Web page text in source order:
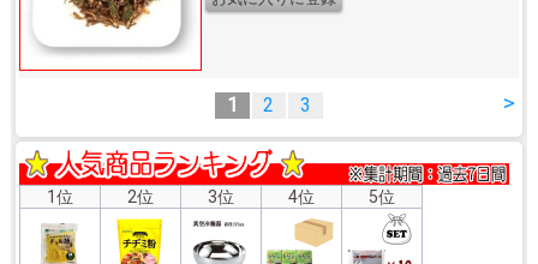
>
1 2 3
1位 2位 3位 4位 5位